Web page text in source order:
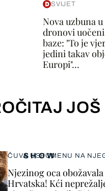
SVIJET
Nova uzbuna
dronovi
baze: "To je
jedini takav
Europi"...
JOŠ
SHOW
ČUVA USPOMENU NA
Njezinog oca
Hrvatska! Kći